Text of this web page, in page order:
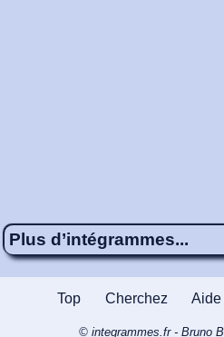
Plus d’intégrammes...
Énigme 43
Éclipses totales de Soleil
Top Cherchez Aide
© integrammes.fr - Bruno